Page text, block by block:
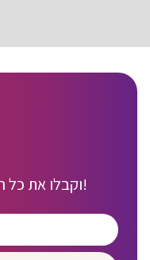
וקבלו את כל הדילים החמים ישר למייל!